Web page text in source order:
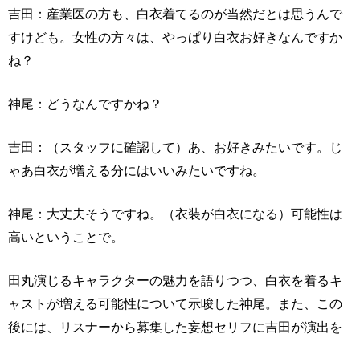
吉田：産業医の方も、白衣着てるのが当然だとは思うんで
すけども。女性の方々は、やっぱり白衣お好きなんですか
ね？
神尾：どうなんですかね？
吉田：（スタッフに確認して）あ、お好きみたいです。じ
ゃあ白衣が増える分にはいいみたいですね。
神尾：大丈夫そうですね。（衣装が白衣になる）可能性は
高いということで。
田丸演じるキャラクターの魅力を語りつつ、白衣を着るキ
ャストが増える可能性について示唆した神尾。また、この
後には、リスナーから募集した妄想セリフに吉田が演出を